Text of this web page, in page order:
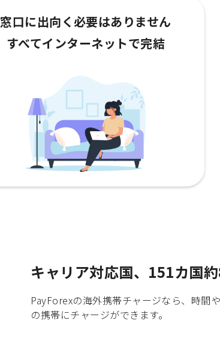
窓口に出向く必要はありません
すべてインターネットで完結
キャリア対応国、151カ国
PayForexの海外携帯チャージなら、時間
の携帯にチャージができます。